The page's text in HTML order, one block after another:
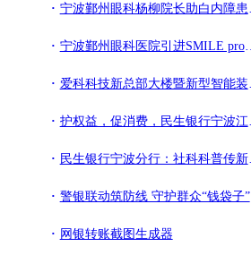
宁波鄞州眼科杨柳院长助白内障患者重见光明
宁波鄞州眼科医院引进SMILE pro散光矫正增强版
爱科科技新总部大楼暨新型智能装备产业化基地项目奠基仪式顺利举行
护权益，促消费，民生银行宁波江北支行进企服务获好评
民生银行宁波分行：社科科普传新知 投资者保护暖民心
警银联动筑防线 守护群众“钱袋子”
网银转账截图生成器